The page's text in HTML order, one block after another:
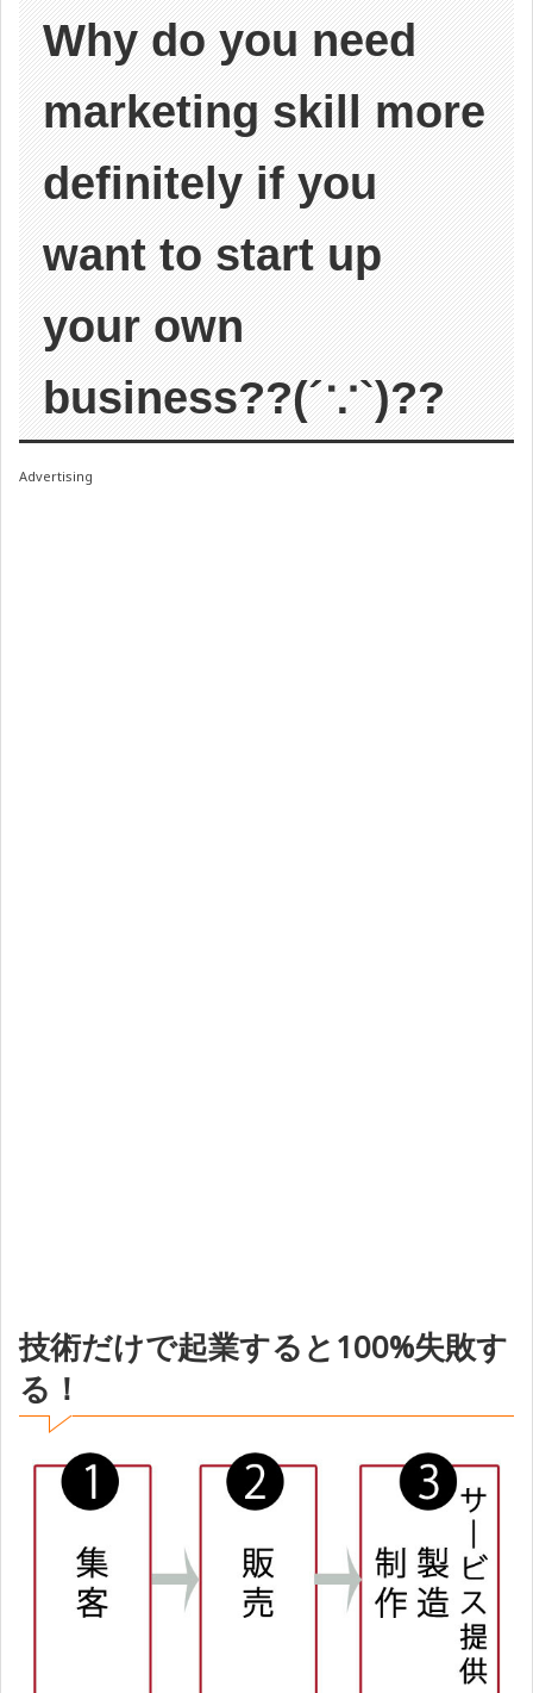
Why do you need
marketing skill more
definitely if you
want to start up
your own
business??(´∵`)??
Advertising
技術だけで起業すると100%失敗す
る！